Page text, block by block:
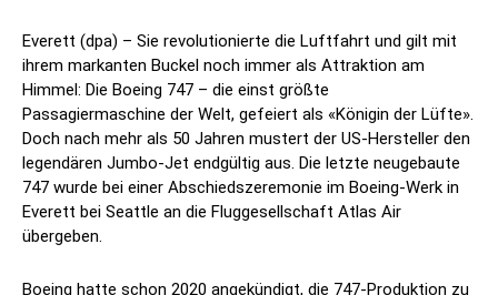
Everett (dpa) – Sie revolutionierte die Luftfahrt und gilt mit
ihrem markanten Buckel noch immer als Attraktion am
Himmel: Die Boeing 747 – die einst größte
Passagiermaschine der Welt, gefeiert als «Königin der Lüfte».
Doch nach mehr als 50 Jahren mustert der US-Hersteller den
legendären Jumbo-Jet endgültig aus. Die letzte neugebaute
747 wurde bei einer Abschiedszeremonie im Boeing-Werk in
Everett bei Seattle an die Fluggesellschaft Atlas Air
übergeben.
Boeing hatte schon 2020 angekündigt, die 747-Produktion zu